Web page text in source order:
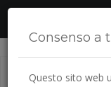
Consenso a
Questo sito web